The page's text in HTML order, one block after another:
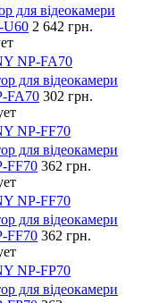
для відеокамери
U60 2 642 грн.
NP-FA70
для відеокамери
FA70 302 грн.
NP-FF70
для відеокамери
FF70 362 грн.
NP-FF70
для відеокамери
FF70 362 грн.
NP-FP70
для відеокамери